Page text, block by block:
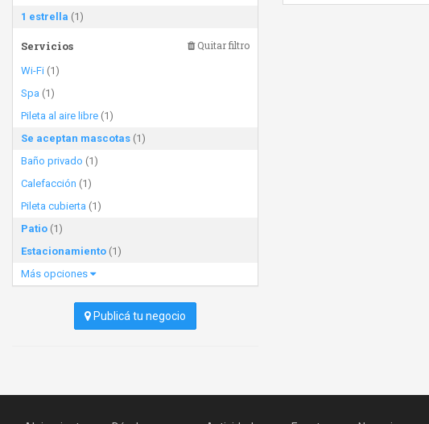
1 estrella (1)
Servicios Quitar filtro
Wi-Fi (1)
Spa (1)
Pileta al aire libre (1)
Se aceptan mascotas (1)
Baño privado (1)
Calefacción (1)
Pileta cubierta (1)
Patio (1)
Estacionamiento (1)
Más opciones
Publicá tu negocio